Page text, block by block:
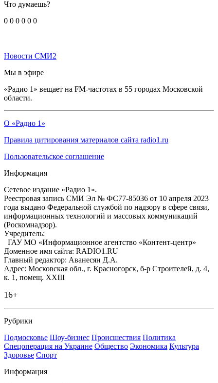
Что думаешь?
0 0 0 0 0 0
Новости СМИ2
Мы в эфире
«Радио 1» вещает на FM-частотах в 55 городах Московской
области.
О «Радио 1»
Правила цитирования материалов сайта radio1.ru
Пользовательское соглашение
Информация
Сетевое издание «Радио 1».
Реестровая запись СМИ Эл № ФС77-85036 от 10 апреля 2023
года выдано Федеральной службой по надзору в сфере связи,
информационных технологий и массовых коммуникаций
(Роскомнадзор).
Учредитель:
ГАУ МО «Информационное агентство «Контент-центр»
Доменное имя сайта: RADIO1.RU
Главный редактор: Аванесян Д.А.
Адрес: Московская обл., г. Красногорск, б-р Строителей, д. 4,
к. 1, помещ. XXIII
16+
Рубрики
Подмосковье Шоу-бизнес Происшествия Политика
Спецоперация на Украине Общество Экономика Культура
Здоровье Спорт
Информация